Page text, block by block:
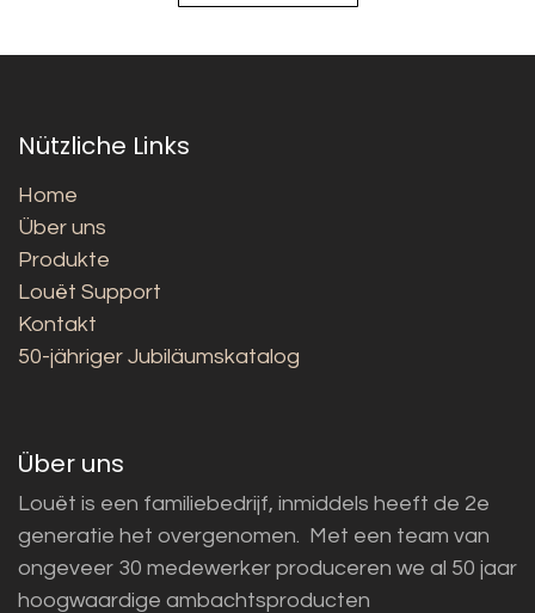
Nützliche Links
Home
Über uns
Produkte
Louët Support
Kontakt
50-jähriger Jubiläumskatalog
Über uns
Louët is een familiebedrijf, inmiddels heeft de 2e
generatie het overgenomen. Met een team van
ongeveer 30 medewerker produceren we al 50 jaar
hoogwaardige ambachtsproducten